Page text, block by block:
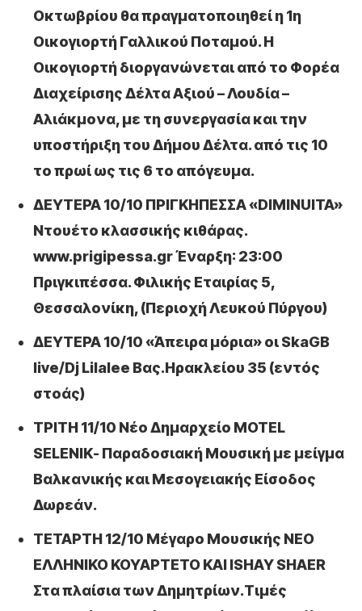
Οκτωβρίου θα πραγματοποιηθεί η 1η
Οικογιορτή Γαλλικού Ποταμού. Η
Οικογιορτή διοργανώνεται από το Φορέα
Διαχείρισης Δέλτα Αξιού – Λουδία –
Αλιάκμονα, με τη συνεργασία και την
υποστήριξη του Δήμου Δέλτα. από τις 10
το πρωί ως τις 6 το απόγευμα.
ΔΕΥΤΕΡΑ 10/10 ΠΡΙΓΚΗΠΕΣΣΑ «DIMINUITA»
Ντουέτο κλασσικής κιθάρας.
www.prigipessa.gr Έναρξη: 23:00
Πριγκιπέσσα. Φιλικής Εταιρίας 5,
Θεσσαλονίκη, (Περιοχή Λευκού Πύργου)
ΔΕΥΤΕΡΑ 10/10 «Άπειρα μόρια» οι SkaGB
live/Dj Lilalee Βας.Ηρακλείου 35 (εντός
στοάς)
ΤΡΙΤΗ 11/10 Νέο Δημαρχείο MOTEL
SELENIK- Παραδοσιακή Μουσική με μείγμα
Βαλκανικής και Μεσογειακής Είσοδος
Δωρεάν.
ΤΕΤΑΡΤΗ 12/10 Μέγαρο Μουσικής ΝΕΟ
ΕΛΛΗΝΙΚΟ ΚΟΥΑΡΤΕΤΟ ΚΑΙ ISHAY SHAER
Στα πλαίσια των Δημητρίων.Τιμές